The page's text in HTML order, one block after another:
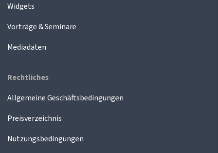
Widgets
Vorträge & Seminare
Mediadaten
Rechtliches
Allgemeine Geschäftsbedingungen
Preisverzeichnis
Nutzungsbedingungen